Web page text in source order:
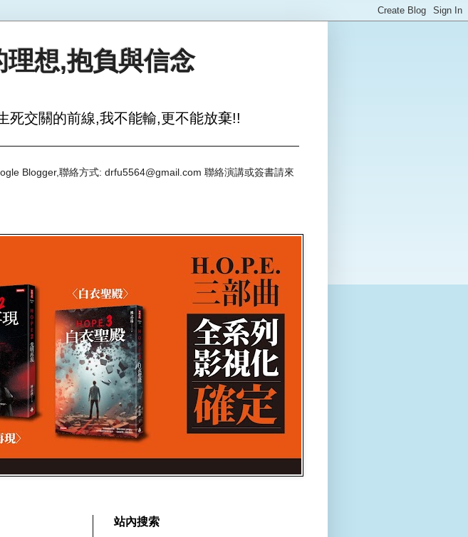
想,抱負與信念
死交關的前線,我不能輸,更不能放棄!!
Blogger,聯絡方式: drfu5564@gmail.com 聯絡演講或簽書請來
站內搜索